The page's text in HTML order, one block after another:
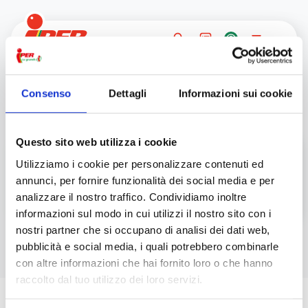
Consenso Dettagli Informazioni sui cookie
Questo sito web utilizza i cookie
Utilizziamo i cookie per personalizzare contenuti ed
annunci, per fornire funzionalità dei social media e per
analizzare il nostro traffico. Condividiamo inoltre
informazioni sul modo in cui utilizzi il nostro sito con i
nostri partner che si occupano di analisi dei dati web,
pubblicità e social media, i quali potrebbero combinarle
con altre informazioni che hai fornito loro o che hanno
raccolto dal tuo utilizzo dei loro servizi.
Iscriviti alla newsletter